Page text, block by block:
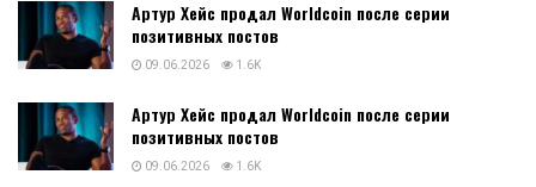
Артур Хейс продал Worldcoin после серии
позитивных постов
09.06.2026 1.6K
Артур Хейс продал Worldcoin после серии
позитивных постов
09.06.2026 1.6K